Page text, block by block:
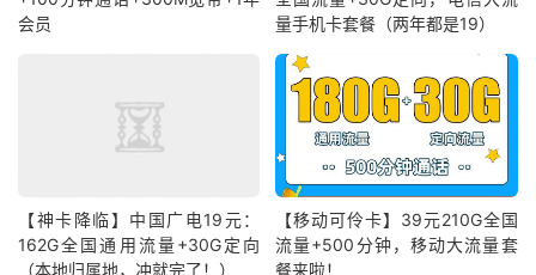
会员
量手机卡套餐（两年都是19）
【神卡降临】中国广电19元：
162G全国通用流量+30G定向
（本地归属地，冲就完了！）
【移动可伶卡】39元210G全国
流量+500分钟，移动大流量套
餐来啦！